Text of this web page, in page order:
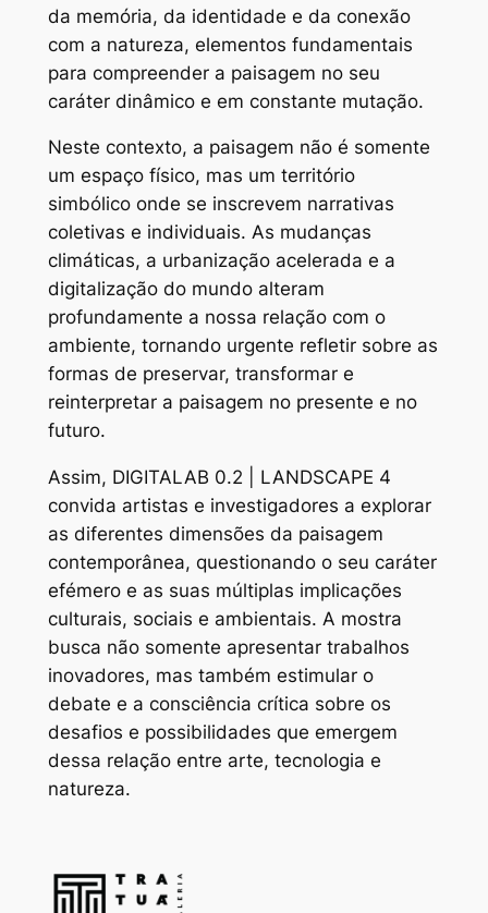
da memória, da identidade e da conexão
com a natureza, elementos fundamentais
para compreender a paisagem no seu
caráter dinâmico e em constante mutação.
Neste contexto, a paisagem não é somente
um espaço físico, mas um território
simbólico onde se inscrevem narrativas
coletivas e individuais. As mudanças
climáticas, a urbanização acelerada e a
digitalização do mundo alteram
profundamente a nossa relação com o
ambiente, tornando urgente refletir sobre as
formas de preservar, transformar e
reinterpretar a paisagem no presente e no
futuro.
Assim, DIGITALAB 0.2 | LANDSCAPE 4
convida artistas e investigadores a explorar
as diferentes dimensões da paisagem
contemporânea, questionando o seu caráter
efémero e as suas múltiplas implicações
culturais, sociais e ambientais. A mostra
busca não somente apresentar trabalhos
inovadores, mas também estimular o
debate e a consciência crítica sobre os
desafios e possibilidades que emergem
dessa relação entre arte, tecnologia e
natureza.